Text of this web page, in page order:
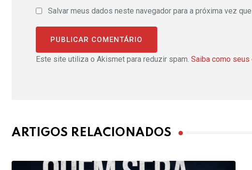
Salvar meus dados neste navegador para a próxima vez
Este site utiliza o Akismet para reduzir spam. Saiba como
ARTIGOS RELACIONADOS